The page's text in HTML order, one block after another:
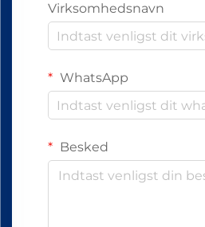
Virksomhedsnavn
WhatsApp
Besked